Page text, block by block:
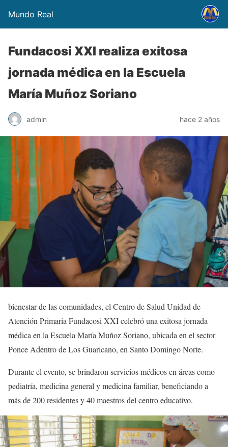
Mundo Real
Fundacosi XXI realiza exitosa
jornada médica en la Escuela
María Muñoz Soriano
admin hace 2 años
bienestar de las comunidades, el Centro de Salud Unidad de
Atención Primaria Fundacosi XXI celebró una exitosa jornada
médica en la Escuela María Muñoz Soriano, ubicada en el sector
Ponce Adentro de Los Guaricano, en Santo Domingo Norte.
Durante el evento, se brindaron servicios médicos en áreas como
pediatría, medicina general y medicina familiar, beneficiando a
más de 200 residentes y 40 maestros del centro educativo.